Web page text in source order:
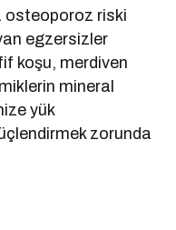
osteoporoz riski
egzersizler
koşu, merdiven
mineral
yük
zorunda